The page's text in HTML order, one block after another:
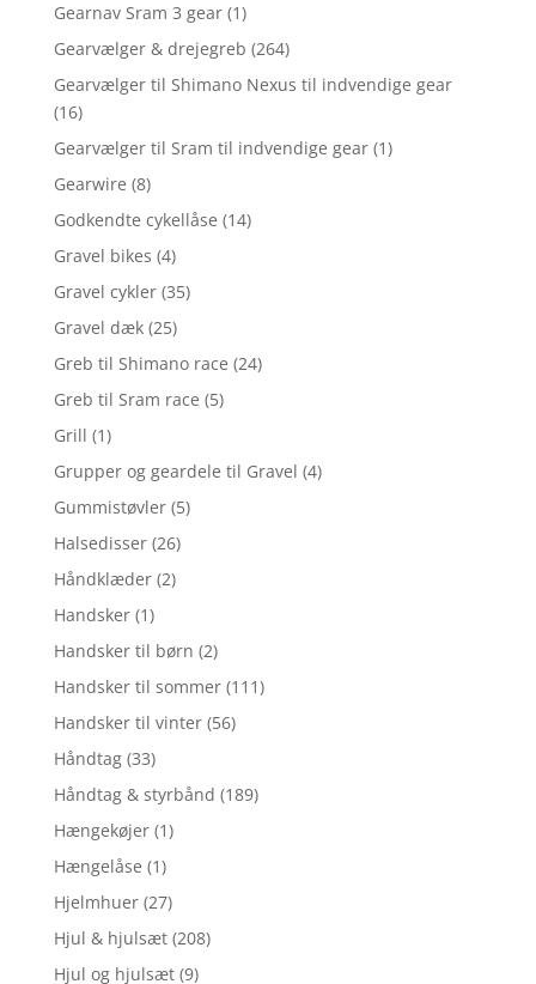
Gearnav Sram 3 gear (1)
Gearvælger & drejegreb (264)
Gearvælger til Shimano Nexus til indvendige gear
(16)
Gearvælger til Sram til indvendige gear (1)
Gearwire (8)
Godkendte cykellåse (14)
Gravel bikes (4)
Gravel cykler (35)
Gravel dæk (25)
Greb til Shimano race (24)
Greb til Sram race (5)
Grill (1)
Grupper og geardele til Gravel (4)
Gummistøvler (5)
Halsedisser (26)
Håndklæder (2)
Handsker (1)
Handsker til børn (2)
Handsker til sommer (111)
Handsker til vinter (56)
Håndtag (33)
Håndtag & styrbånd (189)
Hængekøjer (1)
Hængelåse (1)
Hjelmhuer (27)
Hjul & hjulsæt (208)
Hjul og hjulsæt (9)